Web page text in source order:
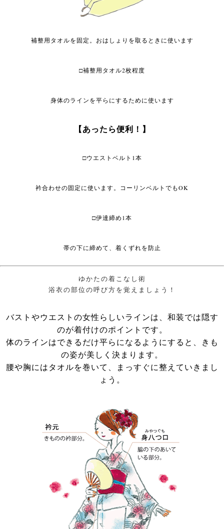
補整用タオルを固定。おはしょりを取るときに使います
□補整用タオル2枚程度
身体のラインを平らにするために使います
【あったら便利！】
□ウエストベルト1本
衿合わせの固定に使います。コーリンベルトでもOK
□伊達締め1本
帯の下に締めて、着くずれを防止
ゆかたの着こなし術
浴衣の部位の呼び方を覚えましょう！
バストやウエストの女性らしいラインは、和装では隠す
のが着付けのポイントです。
体のラインはできるだけ平らになるようにすると、きも
の姿が美しく決まります。
腰や胸にはタオルを巻いて、まっすぐに整えていきまし
ょう。